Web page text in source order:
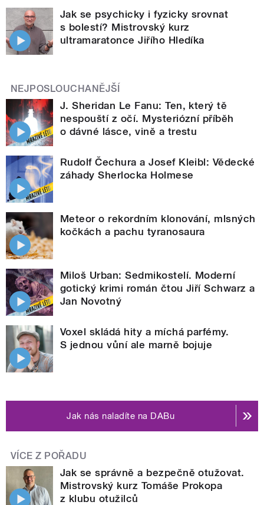
Jak se psychicky i fyzicky srovnat
s bolestí? Mistrovský kurz
ultramaratonce Jiřího Hledíka
NEJPOSLOUCHANĚJŠÍ
J. Sheridan Le Fanu: Ten, který tě
nespouští z očí. Mysteriózní příběh
o dávné lásce, vině a trestu
Rudolf Čechura a Josef Kleibl: Vědecké
záhady Sherlocka Holmese
Meteor o rekordním klonování, mlsných
kočkách a pachu tyranosaura
Miloš Urban: Sedmikostelí. Moderní
gotický krimi román čtou Jiří Schwarz a
Jan Novotný
Voxel skládá hity a míchá parfémy.
S jednou vůní ale marně bojuje
Jak nás naladíte na DABu
VÍCE Z POŘADU
Jak se správně a bezpečně otužovat.
Mistrovský kurz Tomáše Prokopa
z klubu otužilců